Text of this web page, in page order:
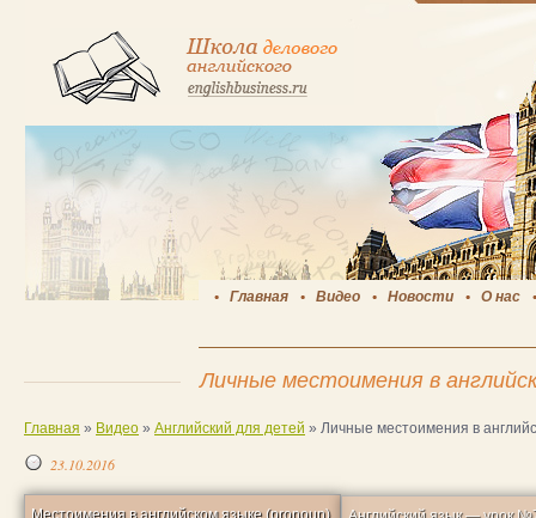
Главная Видео Новости О нас
Личные местоимения в
Главная » Видео » Английский для детей » Личные местоимения в
23.10.2016
Местоимения в английском языке (pronoun).